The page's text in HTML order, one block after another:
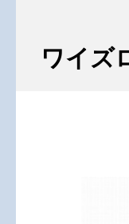
ワイズ